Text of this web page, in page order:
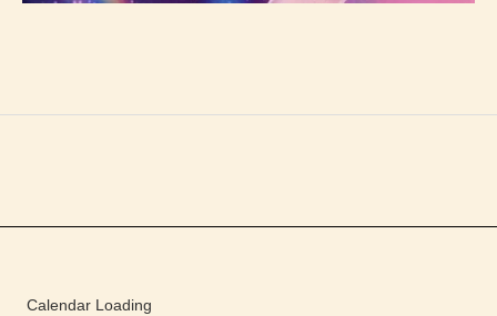
Calendar Loading